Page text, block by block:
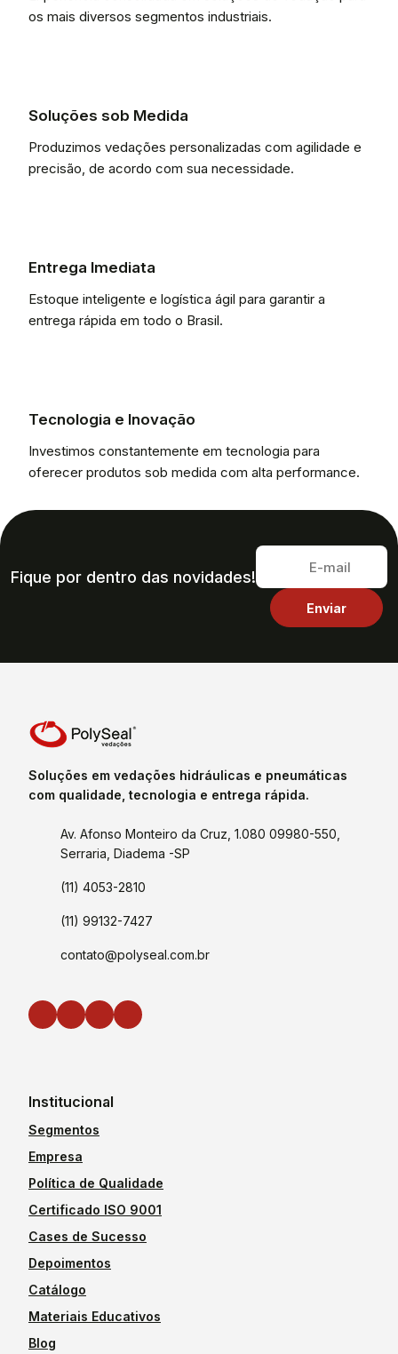
os mais diversos segmentos industriais.
Soluções sob Medida
Produzimos vedações personalizadas com agilidade e
precisão, de acordo com sua necessidade.
Entrega Imediata
Estoque inteligente e logística ágil para garantir a
entrega rápida em todo o Brasil.
Tecnologia e Inovação
Investimos constantemente em tecnologia para
oferecer produtos sob medida com alta performance.
Fique por dentro das novidades!
Soluções em vedações hidráulicas e pneumáticas
com qualidade, tecnologia e entrega rápida.
Av. Afonso Monteiro da Cruz, 1.080 09980-550,
Serraria, Diadema -SP
(11) 4053-2810
(11) 99132-7427
contato@polyseal.com.br
Institucional
Segmentos
Empresa
Política de Qualidade
Certificado ISO 9001
Cases de Sucesso
Depoimentos
Catálogo
Materiais Educativos
Blog